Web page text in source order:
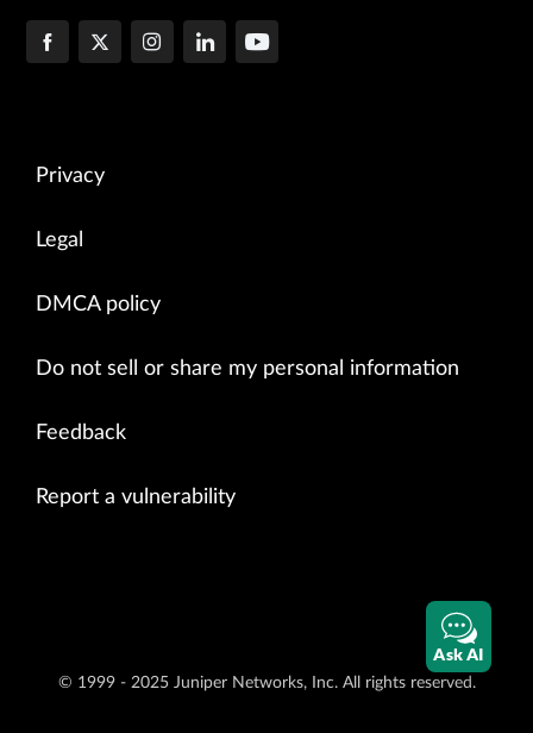
Privacy
Legal
DMCA policy
Do not sell or share my personal information
Feedback
Report a vulnerability
© 1999 - 2025 Juniper Networks, Inc. All rights reserved.
Ask AI